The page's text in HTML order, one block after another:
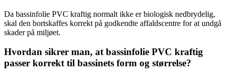
Da bassinfolie PVC kraftig normalt ikke er biologisk nedbrydelig,
skal den bortskaffes korrekt på godkendte affaldscentre for at undgå
skader på miljøet.
Hvordan sikrer man, at bassinfolie PVC kraftig
passer korrekt til bassinets form og størrelse?